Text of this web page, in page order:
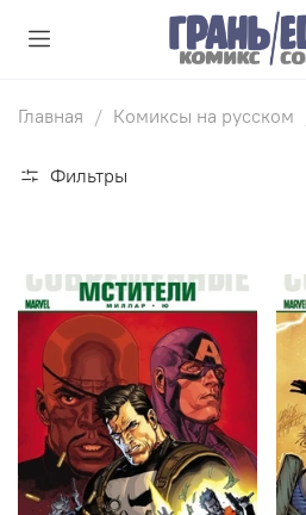
Главная Комиксы на русском
Фильтры